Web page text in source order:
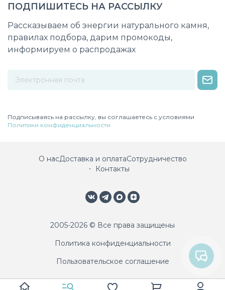
ПОДПИШИТЕСЬ НА РАССЫЛКУ
Рассказываем об энергии натурального камня,
правилах подбора, дарим промокоды,
информируем о распродажах
Подписываясь на рассылку, вы соглашаетесь с условиями
Политики конфиденциальности
О насДоставка и оплатаСотрудничество
Контакты
2005-2026 © Все права защищены
Политика конфиденциальности
Пользовательское соглашение